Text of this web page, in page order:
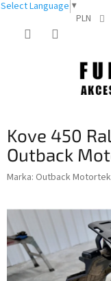
Select Language ▼
PLN
Kove 450
Outback
Marka: Outback Motortek